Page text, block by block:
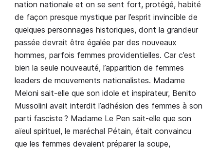
nation nationale et on se sent fort, protégé, habité
de façon presque mystique par l’esprit invincible de
quelques personnages historiques, dont la grandeur
passée devrait être égalée par des nouveaux
hommes, parfois femmes providentielles. Car c’est
bien la seule nouveauté, l’apparition de femmes
leaders de mouvements nationalistes. Madame
Meloni sait-elle que son idole et inspirateur, Benito
Mussolini avait interdit l’adhésion des femmes à son
parti fasciste ? Madame Le Pen sait-elle que son
aïeul spirituel, le maréchal Pétain, était convaincu
que les femmes devaient préparer la soupe,